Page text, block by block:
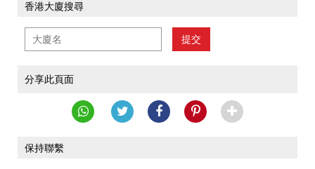
香港大廈搜尋
提交
分享此頁面
保持聯繫